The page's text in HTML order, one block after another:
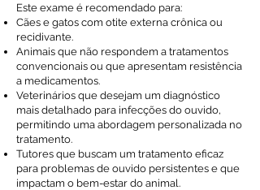
Este exame é recomendado para:
Cães e gatos com otite externa crônica ou
recidivante.
Animais que não respondem a tratamentos
convencionais ou que apresentam resistência
a medicamentos.
Veterinários que desejam um diagnóstico
mais detalhado para infecções do ouvido,
permitindo uma abordagem personalizada no
tratamento.
Tutores que buscam um tratamento eficaz
para problemas de ouvido persistentes e que
impactam o bem-estar do animal.